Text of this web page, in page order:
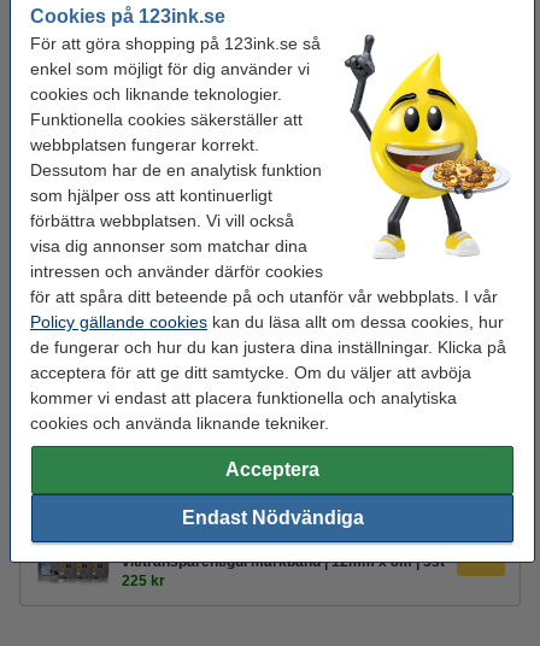
Cookies på 123ink.se
För att göra shopping på 123ink.se så
enkel som möjligt för dig använder vi
cookies och liknande teknologier.
Funktionella cookies säkerställer att
webbplatsen fungerar korrekt.
Dessutom har de en analytisk funktion
som hjälper oss att kontinuerligt
förbättra webbplatsen. Vi vill också
visa dig annonser som matchar dina
intressen och använder därför cookies
för att spåra ditt beteende på och utanför vår webbplats. I vår
Policy gällande cookies kan du läsa allt om dessa cookies, hur
de fungerar och hur du kan justera dina inställningar. Klicka på
acceptera för att ge ditt samtycke. Om du väljer att avböja
kommer vi endast att placera funktionella och analytiska
cookies och använda liknande tekniker.
Acceptera
Endast Nödvändiga
4 meter 8 meter
Se specifikationerna och beskrivningen
Spara nästan40%med varumärket 123ink!
i lager
Beställ nu så skickar vi på måndag!
Behöver du fler?
Köp10stför endast
850 kr
Köp5stför endast
425 kr
Tips: Beställ multipack!
Varumärket 123ink ersätter Brother TZe-
231+TZe-131+TZe-631 | svart text -
vit/transparent/gul märkband | 12mm x 8m | 3st
225 kr